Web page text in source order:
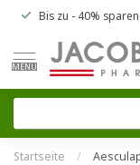
Bis zu - 40% sparen
MENU
Startseite /